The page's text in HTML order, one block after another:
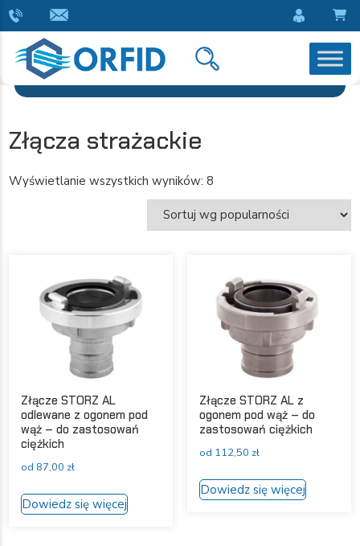
Złącza strażackie
Wyświetlanie wszystkich wyników: 8
Złącze STORZ AL
odlewane z ogonem pod
wąż – do zastosowań
ciężkich
od 87,00 zł
Dowiedz się więcejprodukt
Złącze STORZ AL z
ogonem pod wąż – do
zastosowań ciężkich
od 112,50 zł
Dowiedz się więcej
Ten
produkt